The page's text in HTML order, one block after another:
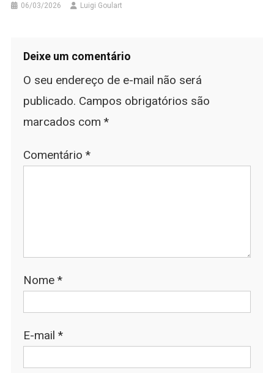
06/03/2026 Luigi Goulart
Deixe um comentário
O seu endereço de e-mail não será
publicado. Campos obrigatórios são
marcados com *
Comentário *
Nome *
E-mail *